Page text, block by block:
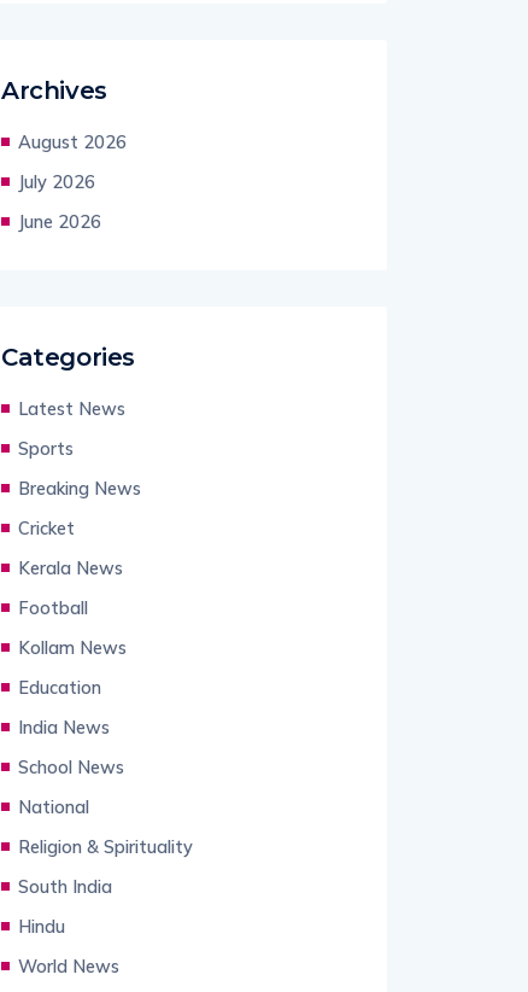
Archives
August 2026
July 2026
June 2026
Categories
Latest News
Sports
Breaking News
Cricket
Kerala News
Football
Kollam News
Education
India News
School News
National
Religion & Spirituality
South India
Hindu
World News